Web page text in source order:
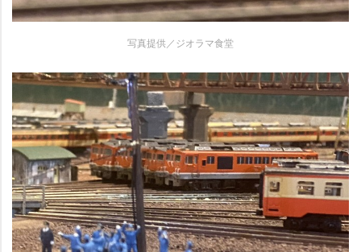
写真提供／ジオラマ食堂